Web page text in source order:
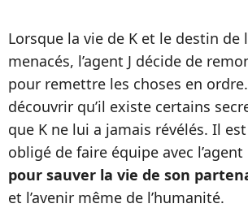
Lorsque la vie de K et le destin de
menacés, l’agent J décide de
pour remettre les choses en
découvrir qu’il existe certains
que K ne lui a jamais révélés. Il
obligé de faire équipe avec
pour sauver la vie de son
et l’avenir même de l’humanité.